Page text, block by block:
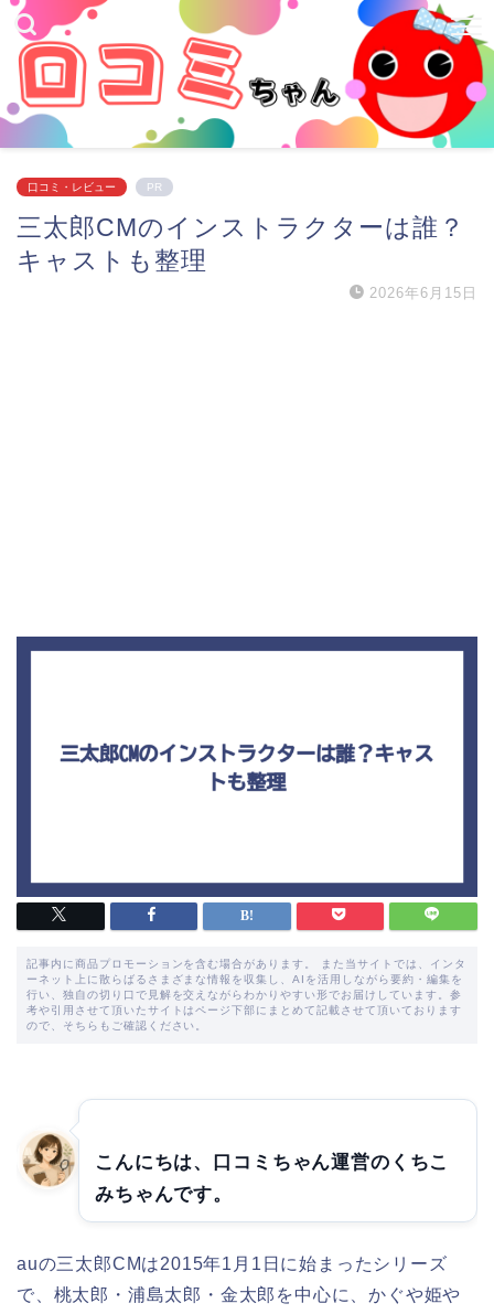
口コミ・レビュー PR
三太郎CMのインストラクターは誰？
キャストも整理
2026年6月15日
記事内に商品プロモーションを含む場合があります。 また当サイトでは、インタ
ーネット上に散らばるさまざまな情報を収集し、AIを活用しながら要約・編集を
行い、独自の切り口で見解を交えながらわかりやすい形でお届けしています。参
考や引用させて頂いたサイトはページ下部にまとめて記載させて頂いております
ので、そちらもご確認ください。
こんにちは、口コミちゃん運営のくちこ
みちゃんです。
auの三太郎CMは2015年1月1日に始まったシリーズ
で、桃太郎・浦島太郎・金太郎を中心に、かぐや姫や